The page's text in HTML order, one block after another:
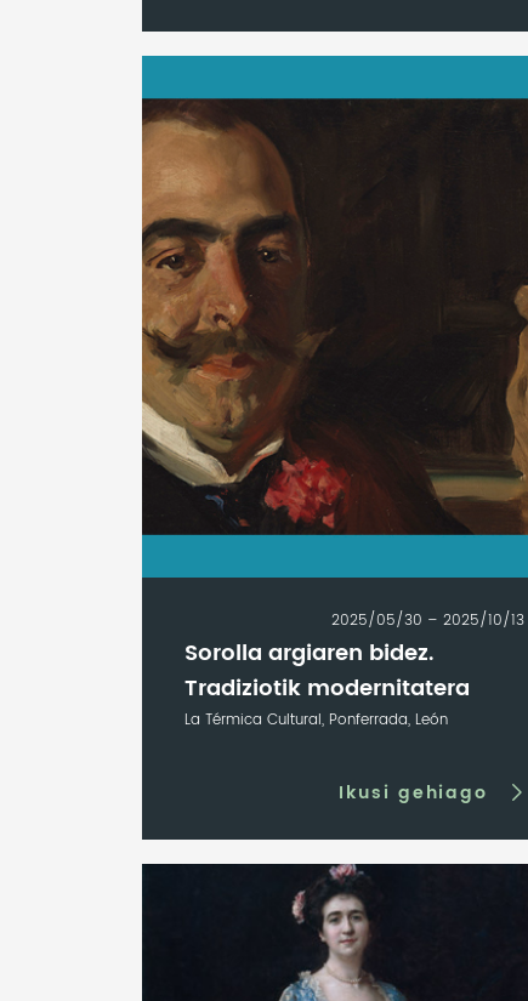
2025/05/30 – 2025/10/13
Sorolla argiaren bidez.
Tradiziotik modernitatera
La Térmica Cultural, Ponferrada, León
Ikusi gehiago